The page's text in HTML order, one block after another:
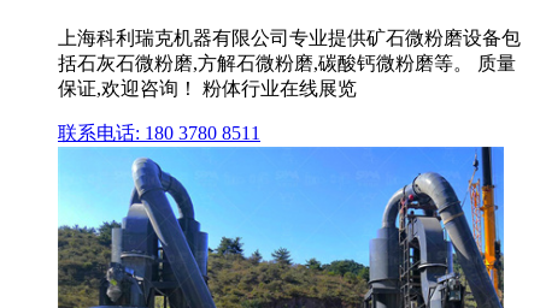
上海科利瑞克机器有限公司专业提供矿石微粉磨设备包
括石灰石微粉磨,方解石微粉磨,碳酸钙微粉磨等。 质量
保证,欢迎咨询！ 粉体行业在线展览
联系电话: 180 3780 8511